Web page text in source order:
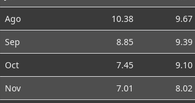
Ago
10.38 9.67
Sep
8.85 9.39
Oct
7.45 9.10
Nov
7.01 8.02